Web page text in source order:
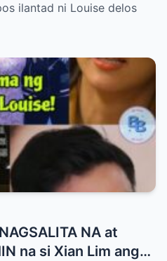
ilantad ni Louise delos
NA at
na si Xian Lim ang